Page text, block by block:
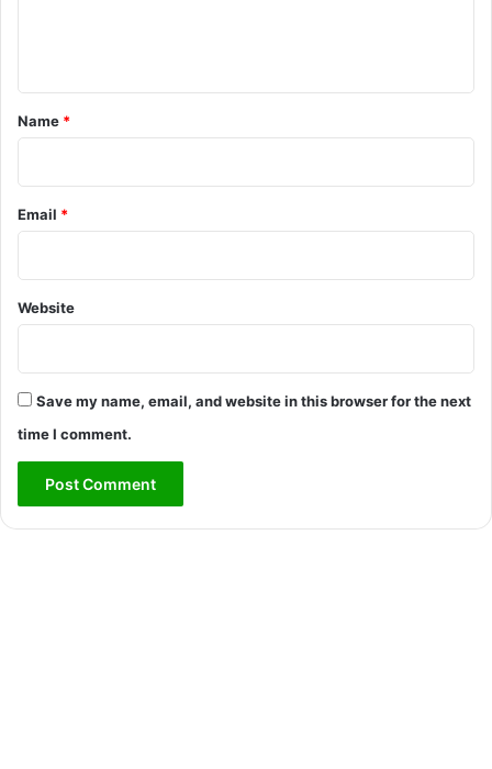
*
Name *
Email *
Website
Save my name, email, and website in this browser for the next
time I comment.